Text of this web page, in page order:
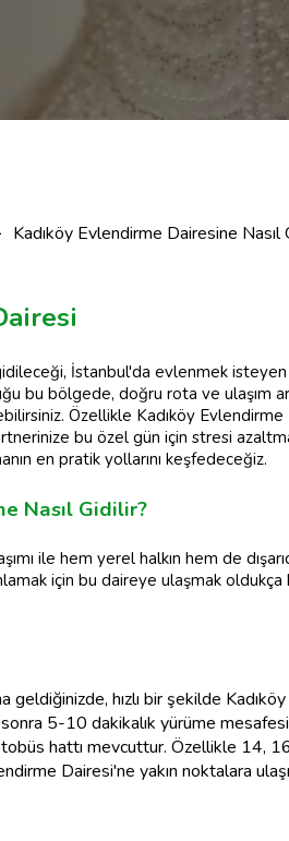
Kadıköy Evlendirme Dairesine Nasıl
İstanbul'da evlenmek
bu bölgede, doğru rota ve ulaşım
Özellikle Kadıköy
bu özel gün için stresi
en pratik yollarını keşfedeceğiz.
Nasıl Gidilir?
ile hem yerel halkın hem de
için bu daireye ulaşmak
geldiğinizde, hızlı bir şekilde
5-10 dakikalık yürüme
hattı mevcuttur. Özellikle 14,
Dairesi'ne yakın noktalara